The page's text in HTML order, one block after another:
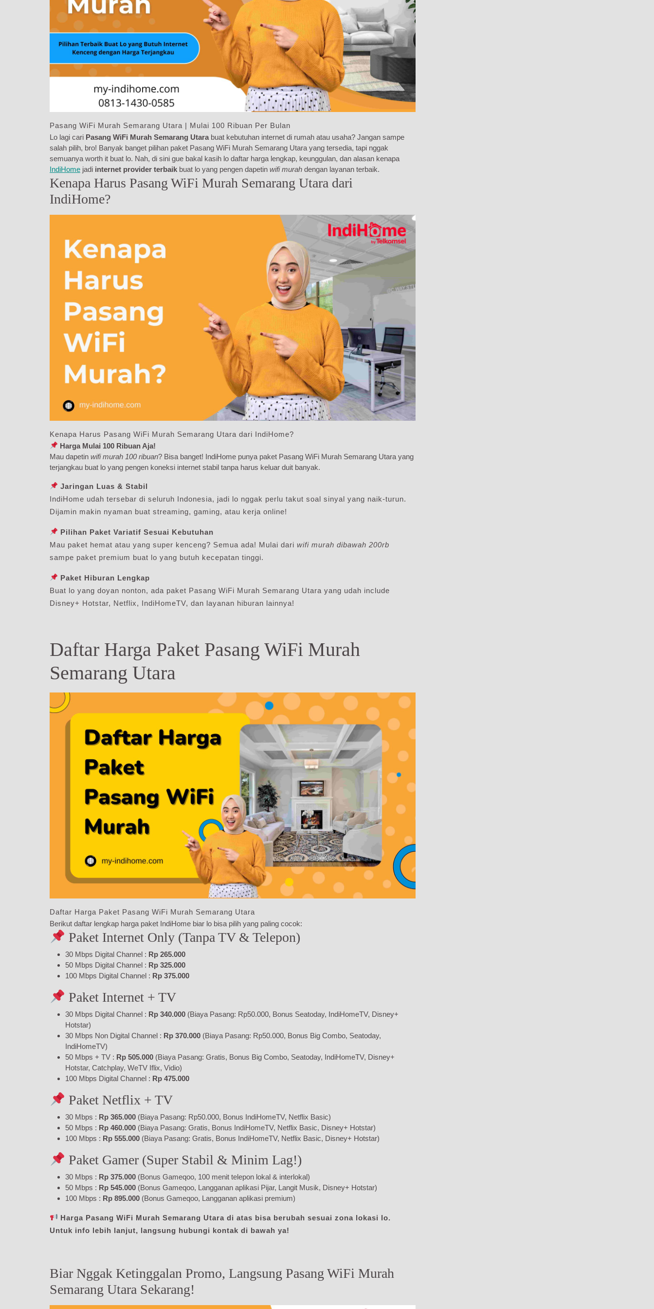
Pasang WiFi Murah Semarang Utara | Mulai 100 Ribuan Per Bulan
Lo lagi cari Pasang WiFi Murah Semarang Utara buat kebutuhan internet di rumah atau usaha? Jangan sampe
salah pilih, bro! Banyak banget pilihan paket Pasang WiFi Murah Semarang Utara yang tersedia, tapi nggak
semuanya worth it buat lo. Nah, di sini gue bakal kasih lo daftar harga lengkap, keunggulan, dan alasan kenapa
IndiHome jadi internet provider terbaik buat lo yang pengen dapetin wifi murah dengan layanan terbaik.
Kenapa Harus Pasang WiFi Murah Semarang Utara dari
IndiHome?
Kenapa Harus Pasang WiFi Murah Semarang Utara dari IndiHome?
Harga Mulai 100 Ribuan Aja!
Mau dapetin wifi murah 100 ribuan? Bisa banget! IndiHome punya paket Pasang WiFi Murah Semarang Utara yang
terjangkau buat lo yang pengen koneksi internet stabil tanpa harus keluar duit banyak.
Jaringan Luas & Stabil
IndiHome udah tersebar di seluruh Indonesia, jadi lo nggak perlu takut soal sinyal yang naik-turun.
Dijamin makin nyaman buat streaming, gaming, atau kerja online!
Pilihan Paket Variatif Sesuai Kebutuhan
Mau paket hemat atau yang super kenceng? Semua ada! Mulai dari wifi murah dibawah 200rb
sampe paket premium buat lo yang butuh kecepatan tinggi.
Paket Hiburan Lengkap
Buat lo yang doyan nonton, ada paket Pasang WiFi Murah Semarang Utara yang udah include
Disney+ Hotstar, Netflix, IndiHomeTV, dan layanan hiburan lainnya!
Daftar Harga Paket Pasang WiFi Murah
Semarang Utara
Daftar Harga Paket Pasang WiFi Murah Semarang Utara
Berikut daftar lengkap harga paket IndiHome biar lo bisa pilih yang paling cocok:
Paket Internet Only (Tanpa TV & Telepon)
30 Mbps Digital Channel : Rp 265.000
50 Mbps Digital Channel : Rp 325.000
100 Mbps Digital Channel : Rp 375.000
Paket Internet + TV
30 Mbps Digital Channel : Rp 340.000 (Biaya Pasang: Rp50.000, Bonus Seatoday, IndiHomeTV, Disney+
Hotstar)
30 Mbps Non Digital Channel : Rp 370.000 (Biaya Pasang: Rp50.000, Bonus Big Combo, Seatoday,
IndiHomeTV)
50 Mbps + TV : Rp 505.000 (Biaya Pasang: Gratis, Bonus Big Combo, Seatoday, IndiHomeTV, Disney+
Hotstar, Catchplay, WeTV Iflix, Vidio)
100 Mbps Digital Channel : Rp 475.000
Paket Netflix + TV
30 Mbps : Rp 365.000 (Biaya Pasang: Rp50.000, Bonus IndiHomeTV, Netflix Basic)
50 Mbps : Rp 460.000 (Biaya Pasang: Gratis, Bonus IndiHomeTV, Netflix Basic, Disney+ Hotstar)
100 Mbps : Rp 555.000 (Biaya Pasang: Gratis, Bonus IndiHomeTV, Netflix Basic, Disney+ Hotstar)
Paket Gamer (Super Stabil & Minim Lag!)
30 Mbps : Rp 375.000 (Bonus Gameqoo, 100 menit telepon lokal & interlokal)
50 Mbps : Rp 545.000 (Bonus Gameqoo, Langganan aplikasi Pijar, Langit Musik, Disney+ Hotstar)
100 Mbps : Rp 895.000 (Bonus Gameqoo, Langganan aplikasi premium)
Harga Pasang WiFi Murah Semarang Utara di atas bisa berubah sesuai zona lokasi lo.
Untuk info lebih lanjut, langsung hubungi kontak di bawah ya!
Biar Nggak Ketinggalan Promo, Langsung Pasang WiFi Murah
Semarang Utara Sekarang!